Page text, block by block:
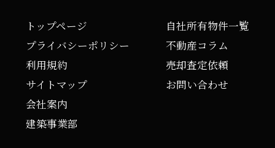
トップページ
プライバシーポリシー
利用規約
サイトマップ
会社案内
建築事業部
自社所有物件一覧
不動産コラム
売却査定依頼
お問い合わせ